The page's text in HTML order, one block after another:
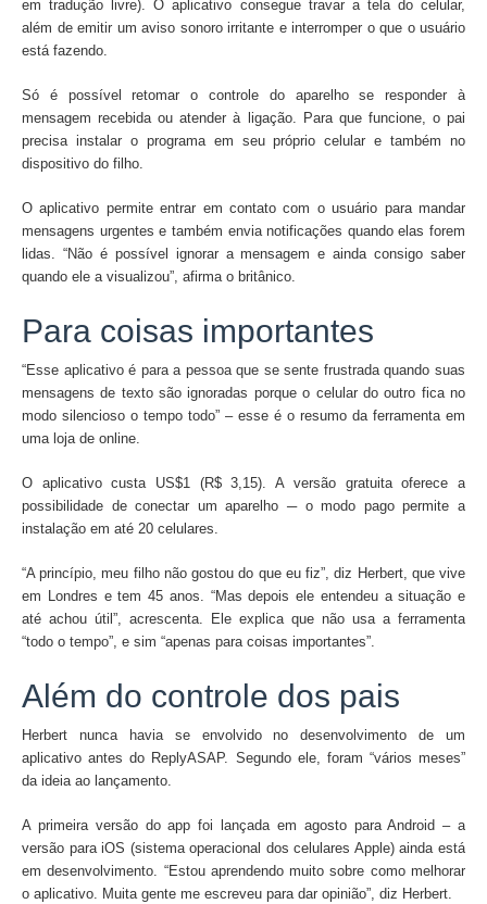
em tradução livre). O aplicativo consegue travar a tela do celular,
além de emitir um aviso sonoro irritante e interromper o que o usuário
está fazendo.
Só é possível retomar o controle do aparelho se responder à
mensagem recebida ou atender à ligação. Para que funcione, o pai
precisa instalar o programa em seu próprio celular e também no
dispositivo do filho.
O aplicativo permite entrar em contato com o usuário para mandar
mensagens urgentes e também envia notificações quando elas forem
lidas. “Não é possível ignorar a mensagem e ainda consigo saber
quando ele a visualizou”, afirma o britânico.
Para coisas importantes
“Esse aplicativo é para a pessoa que se sente frustrada quando suas
mensagens de texto são ignoradas porque o celular do outro fica no
modo silencioso o tempo todo” – esse é o resumo da ferramenta em
uma loja de online.
O aplicativo custa US$1 (R$ 3,15). A versão gratuita oferece a
possibilidade de conectar um aparelho ─ o modo pago permite a
instalação em até 20 celulares.
“A princípio, meu filho não gostou do que eu fiz”, diz Herbert, que vive
em Londres e tem 45 anos. “Mas depois ele entendeu a situação e
até achou útil”, acrescenta. Ele explica que não usa a ferramenta
“todo o tempo”, e sim “apenas para coisas importantes”.
Além do controle dos pais
Herbert nunca havia se envolvido no desenvolvimento de um
aplicativo antes do ReplyASAP. Segundo ele, foram “vários meses”
da ideia ao lançamento.
A primeira versão do app foi lançada em agosto para Android – a
versão para iOS (sistema operacional dos celulares Apple) ainda está
em desenvolvimento. “Estou aprendendo muito sobre como melhorar
o aplicativo. Muita gente me escreveu para dar opinião”, diz Herbert.